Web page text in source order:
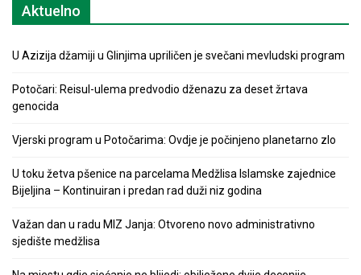
Aktuelno
U Azizija džamiji u Glinjima upriličen je svečani mevludski program
Potočari: Reisul-ulema predvodio dženazu za deset žrtava
genocida
Vjerski program u Potočarima: Ovdje je počinjeno planetarno zlo
U toku žetva pšenice na parcelama Medžlisa Islamske zajednice
Bijeljina – Kontinuiran i predan rad duži niz godina
Važan dan u radu MIZ Janja: Otvoreno novo administrativno
sjedište medžlisa